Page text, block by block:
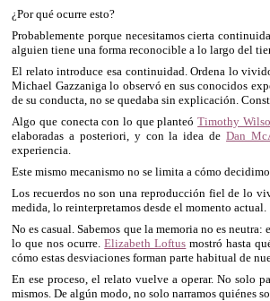
¿Por qué ocurre esto?
Probablemente porque necesitamos cierta
alguien tiene una forma reconocible a lo largo del
El relato introduce esa continuidad. Ordena lo
Michael Gazzaniga lo observó en sus conocidos
de su conducta, no se quedaba sin explicación.
Algo que conecta con lo que planteóTimothy
elaboradas a posteriori, y con la idea deDan
experiencia.
Este mismo mecanismo no se limita a cómo
Los recuerdos no son una reproducción fiel de lo
medida, lo reinterpretamos desde el momento actual.
No es casual. Sabemos que la memoria no es
lo que nos ocurre.Elizabeth Loftus mostró hasta
cómo estas desviaciones forman parte habitual de
En ese proceso, el relato vuelve a operar. No solo
mismos. De algún modo, no solo narramos quiénes